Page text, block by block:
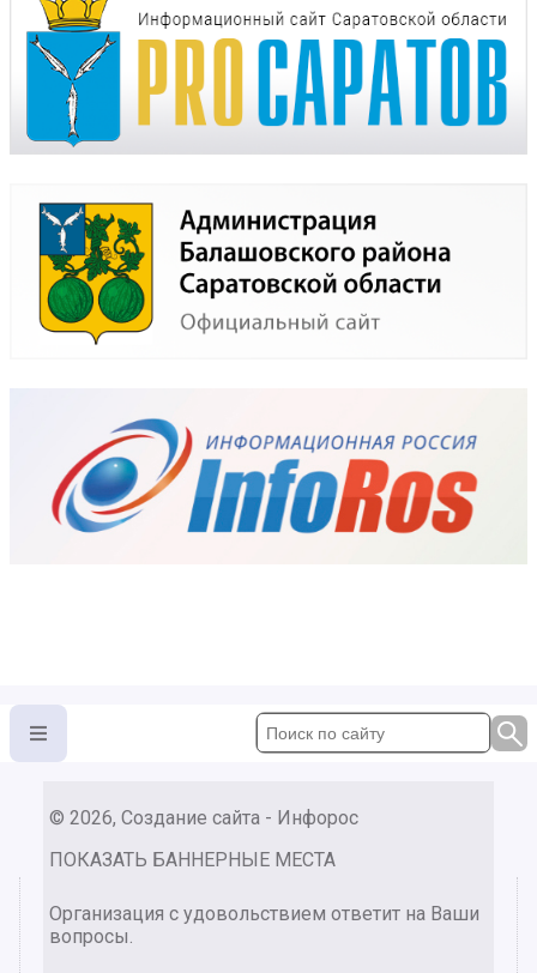
© 2026, Создание сайта - Инфорос
ПОКАЗАТЬ БАННЕРНЫЕ МЕСТА
Организация с удовольствием ответит на Ваши
вопросы.